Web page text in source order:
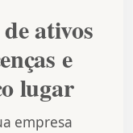
ativos
e
lugar
empresa